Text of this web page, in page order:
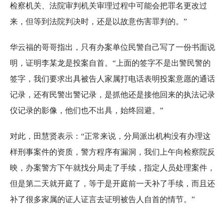
检察机关、法院审判机关审理过程中可能会把罪名更改过
来，但等到法院判决时，还是以故意伤害罪判的。”
华云福的哥哥指出，只有办案单位民警自己写了一份书面说
明，证明李某龙是投案自首。“上面的签字不是出警民警的
签字，我们要求出具被告人家属打电话表明投案意愿的通话
记录，还有民警出警记录，是抓他还是接他回来的执法记录
仪记录的影像，他们也不出具，始终回避。”
对此，田慧贤表示：“正常来说，分局派出机构没有办理这
样刑事案件的资质，警方程序有漏洞，我们上午向检察院反
映，办案警方下午就找分局走了手续，指定人员处理案件，
但是第二天就开庭了，等于是开庭前一天补了手续，而且还
补了很多家属的证人证言去证明被告人自首的情节。”